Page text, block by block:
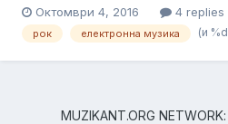
или нещо, което винаги сте искали
адаптация, съм отворен за идеи:
Октомври 4, 2016 4 replies
рок електронна музика (и
MUZIKANT.ORG